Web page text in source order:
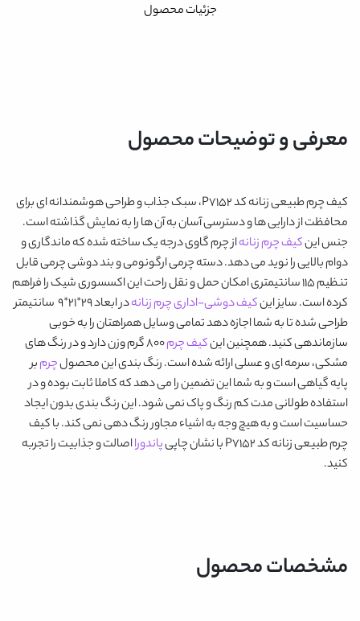
جزئیات محصول
معرفی و توضیحات محصول
کیف چرم طبیعی زنانه کد P7152
، سبک جذاب و طراحی هوشمندانه ای برای
محافظت از دارایی ها و دسترسی آسان به آن ها را به نمایش گذاشته است.
جنس اینکیف چرم زنانهاز چرم گاوی درجه یک ساخته شده که ماندگاری و
دوام بالایی را نوید می دهد. دسته چرمی ارگونومی و بند دوشی چرمی قابل
تنظیم 115 سانتیمتری امکان حمل و نقل راحت این اکسسوری شیک را فراهم
کرده است. سایز اینکیف دوشی-اداری چرم زنانه
در ابعاد 29*21*9 سانتیمتر
طراحی شده تا به شما اجازه دهد تمامی وسایل همراهتان را به خوبی
سازماندهی کنید. همچنین اینکیف چرم
800 گرم وزن دارد و در رنگ های
مشکی، سرمه ای و عسلی ارائه شده است. رنگ بندی این محصولچرمبر
پایه گیاهی است و به شما این تضمین را می دهد که کاملا ثابت بوده و در
استفاده طولانی مدت کم رنگ و پاک نمی شود. این رنگ بندی بدون ایجاد
حساسیت است و به هیچ وجه به اشیاء مجاور رنگ دهی نمی کند. باکیف
چرم طبیعی زنانه کد P7152
با نشان چاپیپاندورااصالت و جذابیت را تجربه
کنید.
مشخصات محصول